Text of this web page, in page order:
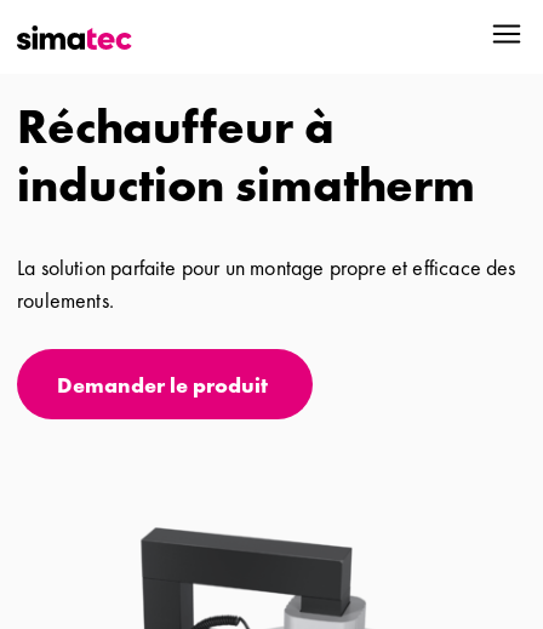
Réchauffeur à
induction simatherm
La solution parfaite pour un montage propre et efficace des
roulements.
Demander le produit